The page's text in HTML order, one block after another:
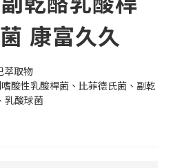
康富久久
取物
酸性乳酸桿菌、比菲德氏菌、副乾
乳酸球菌